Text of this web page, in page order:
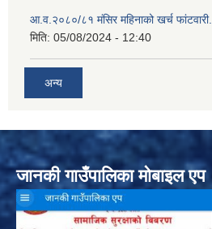
आ.व.२०८०/८१ मंसिर महिनाको खर्च फांटवारी.
मिति: 05/08/2024 - 12:40
अन्य
जानकी गाउँपालिका मोबाइल एप